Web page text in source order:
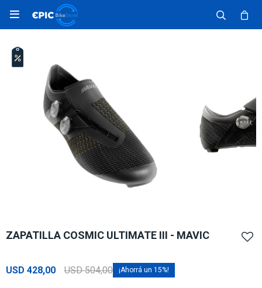

ZAPATILLA COSMIC ULTIMATE III - MAVIC
USD 428,00 USD 504,00 15